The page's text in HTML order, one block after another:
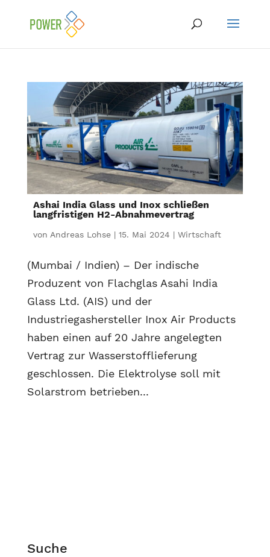
Ashai India Glass und Inox schließen
langfristigen H2-Abnahmevertrag
von Andreas Lohse| 15. Mai 2024 | Wirtschaft
(Mumbai / Indien) – Der indische
Produzent von Flachglas Asahi India
Glass Ltd. (AIS) und der
Industriegashersteller Inox Air Products
haben einen auf 20 Jahre angelegten
Vertrag zur Wasserstofflieferung
geschlossen. Die Elektrolyse soll mit
Solarstrom betrieben...
Suche